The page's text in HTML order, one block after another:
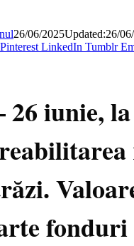
26/06/2025Updated:26/
Pinterest LinkedIn Tumblr
26 iunie,
fonduri